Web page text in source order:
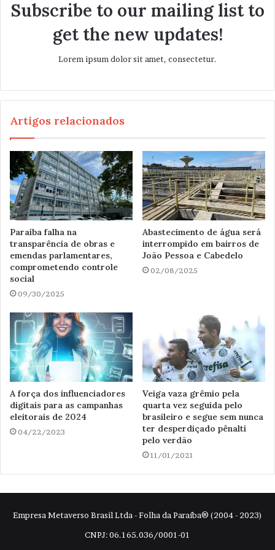
Subscribe to our mailing list to
get the new updates!
Lorem ipsum dolor sit amet, consectetur.
Artigos relacionados
Paraíba falha na
transparência de obras e
emendas parlamentares,
comprometendo controle
social
09/30/2025
Abastecimento de água será
interrompido em bairros de
João Pessoa e Cabedelo
02/08/2025
A força dos influenciadores
digitais para as campanhas
eleitorais de 2024
04/22/2023
Veiga vaza grêmio pela
quarta vez seguida pelo
brasileiro e segue sem nunca
ter desperdiçado pênalti
pelo verdão
11/01/2021
Empresa Metaverso Brasil Ltda - Folha da Paraíba® (2004 - 2023)
CNPJ: 06.165.036/0001-01